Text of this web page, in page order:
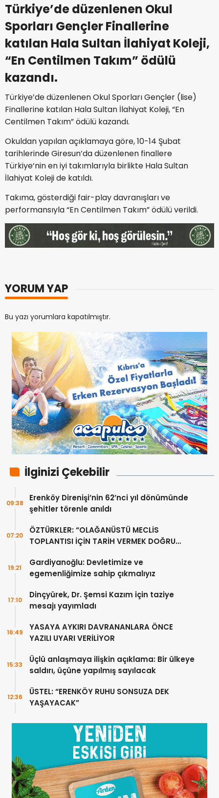
Türkiye’de düzenlenen Okul
Sporları Gençler Finallerine
katılan Hala Sultan İlahiyat Koleji,
“En Centilmen Takım” ödülü
kazandı.
Türkiye’de düzenlenen Okul Sporları Gençler (lise)
Finallerine katılan Hala Sultan İlahiyat Koleji, “En
Centilmen Takım” ödülü kazandı.
Okuldan yapılan açıklamaya göre, 10-14 Şubat
tarihlerinde Giresun’da düzenlenen finallere
Türkiye‘nin en iyi takımlarıyla birlikte Hala Sultan
İlahiyat Koleji de katıldı.
Takıma, gösterdiği fair-play davranışları ve
performansıyla “En Centilmen Takım” ödülü verildi.
YORUM YAP
Bu yazı yorumlara kapatılmıştır.
İlginizi Çekebilir
Erenköy Direnişi’nin 62’nci yıl dönümünde
şehitler törenle anıldı
09:38
ÖZTÜRKLER: “OLAĞANÜSTÜ MECLİS
TOPLANTISI İÇİN TARİH VERMEK DOĞRU
07:20
Gardiyanoğlu: Devletimize ve
egemenliğimize sahip çıkmalıyız
19:21
Dinçyürek, Dr. Şemsi Kazım için taziye
mesajı yayımladı
17:10
YASAYA AYKIRI DAVRANANLARA ÖNCE
YAZILI UYARI VERİLİYOR
16:49
Üçlü anlaşmaya ilişkin açıklama: Bir ülkeye
saldırı, üçüne yapılmış sayılacak
15:33
ÜSTEL: “ERENKÖY RUHU SONSUZA DEK
YAŞAYACAK”
12:36